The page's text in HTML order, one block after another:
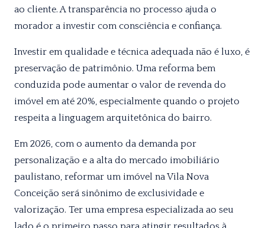
ao cliente. A transparência no processo ajuda o
morador a investir com consciência e confiança.
Investir em qualidade e técnica adequada não é luxo, é
preservação de patrimônio. Uma reforma bem
conduzida pode aumentar o valor de revenda do
imóvel em até 20%, especialmente quando o projeto
respeita a linguagem arquitetônica do bairro.
Em 2026, com o aumento da demanda por
personalização e a alta do mercado imobiliário
paulistano, reformar um imóvel na Vila Nova
Conceição será sinônimo de exclusividade e
valorização. Ter uma empresa especializada ao seu